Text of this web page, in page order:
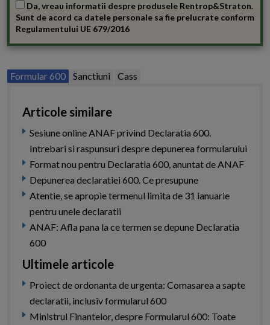
Da, vreau informatii despre produsele Rentrop&Straton.
Sunt de acord ca datele personale sa fie prelucrate conform
Regulamentului UE 679/2016
Formular 600 Sanctiuni Cass
Articole similare
Sesiune online ANAF privind Declaratia 600.
Intrebari si raspunsuri despre depunerea formularului
Format nou pentru Declaratia 600, anuntat de ANAF
Depunerea declaratiei 600. Ce presupune
Atentie, se apropie termenul limita de 31 ianuarie
pentru unele declaratii
ANAF: Afla pana la ce termen se depune Declaratia
600
Ultimele articole
Proiect de ordonanta de urgenta: Comasarea a sapte
declaratii, inclusiv formularul 600
Ministrul Finantelor, despre Formularul 600: Toate